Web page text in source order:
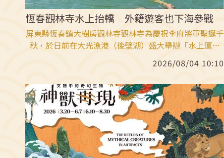
恆春觀林寺水上抬轎 外籍遊客也下海參戰
屏東縣恆春鎮大樹房觀林寺觀林寺為慶祝李府將軍聖誕千
秋，於日前在大光漁港（後壁湖）盛大舉辦「水上運動
味十足的「香蕉船手划賽」以及近年最夯的「SUP立槳競
2026/08/04 10:10